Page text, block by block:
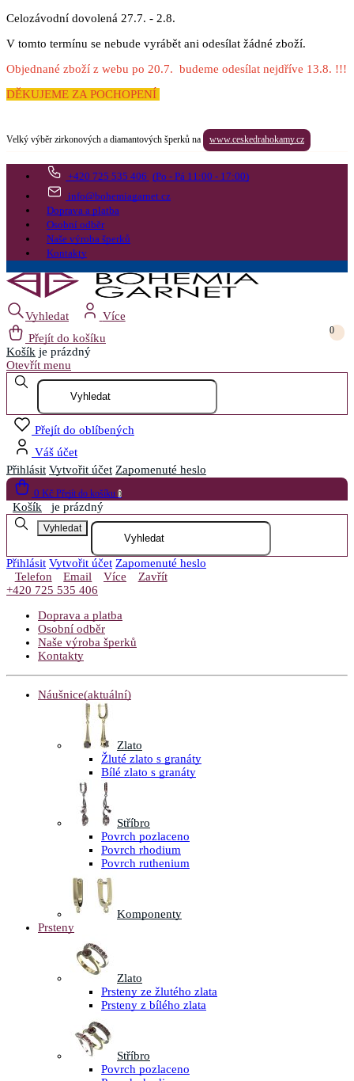
Celozávodní dovolená 27.7. - 2.8.
V tomto termínu se nebude vyrábět ani odesílat žádné zboží.
Objednané zboží z webu po 20.7. budeme odesílat nejdříve 13.8. !!!
DĚKUJEME ZA POCHOPENÍ
Velký výběr zirkonových a diamantových šperků na www.ceskedrahokamy.cz
+420 725 535 406 (Po - Pá 11:00 - 17:00)
info@bohemiagarnet.cz
Doprava a platba
Osobní odběr
Naše výroba šperků
Kontakty
Vyhledat
Více
Přejít do košíku
0
Košík je prázdný
Otevřít menu
Přejít do oblíbených
Váš účet
Přihlásit Vytvořit účet Zapomenuté heslo
0 Kč Přejít do košíku 0
Košík je prázdný
Vyhledat
Přihlásit Vytvořit účet Zapomenuté heslo
Telefon
Email Více
Zavřít
+420 725 535 406
Doprava a platba
Osobní odběr
Naše výroba šperků
Kontakty
Náušnice(aktuální)
Zlato
Žluté zlato s granáty
Bílé zlato s granáty
Stříbro
Povrch pozlaceno
Povrch rhodium
Povrch ruthenium
Komponenty
Prsteny
Zlato
Prsteny ze žlutého zlata
Prsteny z bílého zlata
Stříbro
Povrch pozlaceno